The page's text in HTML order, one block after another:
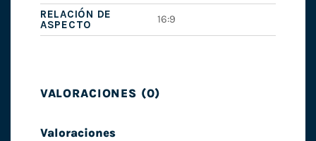
RELACIÓN DE
ASPECTO
16:9
VALORACIONES (0)
Valoraciones